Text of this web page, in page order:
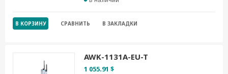
В КОРЗИНУ СРАВНИТЬ В ЗАКЛАДКИ
AWK-1131A-EU-T
1 055.91 $